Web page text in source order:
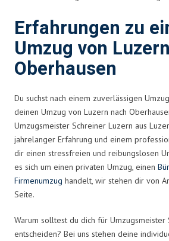
Erfahrungen zu
Umzug von
Oberhausen
Du suchst nach einem zuverlässigen
deinen Umzug von Luzern nach
Umzugsmeister Schreiner Luzern aus
jahrelanger Erfahrung und einem
dir einen stressfreien und reibungslosen
es sich um einen privaten Umzug, einen
Firmenumzug handelt, wir stehen dir von
Seite.
Warum solltest du dich für Umzugsmeister
entscheiden? Bei uns stehen deine